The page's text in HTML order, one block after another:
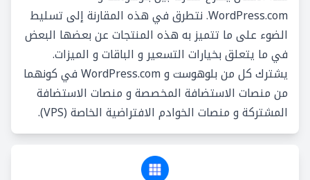
WordPress.com. نتطرق في هذه المقارنة إلى تسليط
الضوء على ما تتميز به هذه المنتجات عن بعضها البعض
في ما يتعلق بخيارات التسعير و الباقات و الميزات.
يشترك كل من بلوهوست و WordPress.com في كونهما
من منصات الاستضافة المخصصة و منصات الاستضافة
المشتركة و منصات الخوادم الافتراضية الخاصة (VPS).